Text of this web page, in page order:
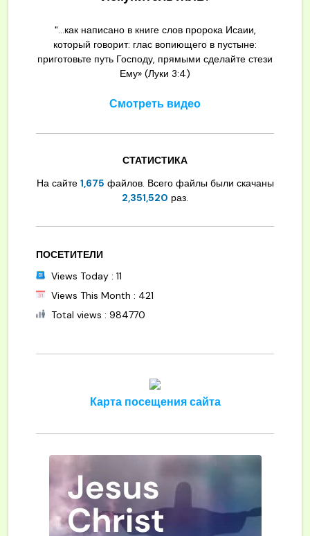
"...как написано в книге слов пророка Исаии,
который говорит: глас вопиющего в пустыне:
приготовьте путь Господу, прямыми сделайте стези
Ему» (Луки 3:4)
Смотреть видео
СТАТИСТИКА
На сайте 1,675 файлов. Всего файлы были скачаны
2,351,520 раз.
ПОСЕТИТЕЛИ
Views Today : 11
Views This Month : 421
Total views : 984770
Карта посещения сайта